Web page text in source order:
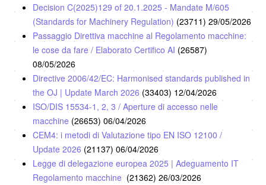
Decision C(2025)129 of 20.1.2025 - Mandate M/605
(Standards for Machinery Regulation) (23711) 29/05/2026
Passaggio Direttiva macchine al Regolamento macchine:
le cose da fare / Elaborato Certifico AI (26587)
08/05/2026
Directive 2006/42/EC: Harmonised standards published in
the OJ | Update March 2026 (33403) 12/04/2026
ISO/DIS 15534-1, 2, 3 / Aperture di accesso nelle
macchine (26653) 06/04/2026
CEM4: i metodi di Valutazione tipo EN ISO 12100 /
Update 2026 (21137) 06/04/2026
Legge di delegazione europea 2025 | Adeguamento IT
Regolamento macchine (21362) 26/03/2026